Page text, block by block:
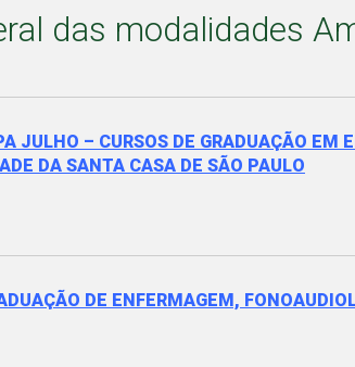
das modalidades
JULHO – CURSOS DE GRADUAÇÃO EM
DA SANTA CASA DE SÃO PAULO
DE ENFERMAGEM,